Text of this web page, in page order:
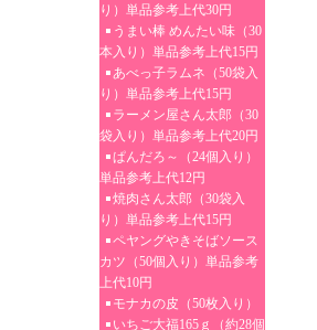
り）単品参考上代30円
うまい棒 めんたい味（30
本入り）単品参考上代15円
あべっ子ラムネ（50袋入
り）単品参考上代15円
ラーメン屋さん太郎（30
袋入り）単品参考上代20円
ぱんだろ～（24個入り）
単品参考上代12円
焼肉さん太郎（30袋入
り）単品参考上代15円
ペヤングやきそばソース
カツ（50個入り）単品参考
上代10円
モナカの皮（50枚入り）
いちご大福165ｇ（約28個